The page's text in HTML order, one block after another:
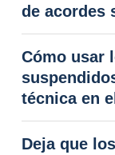
de acordes
Cómo usar
técnica en
Deja que